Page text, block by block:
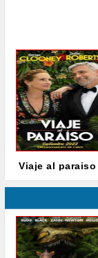
Viaje al paraiso